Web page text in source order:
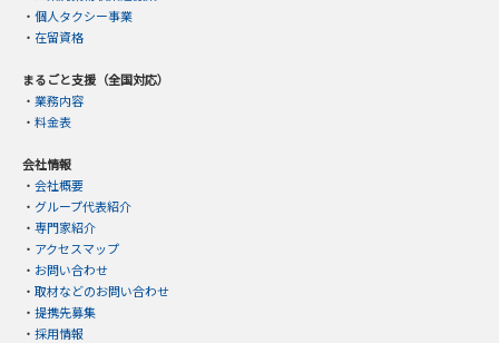
・ 個人タクシー事業
・ 在留資格
まるごと支援（全国対応）
・ 業務内容
・ 料金表
会社情報
・ 会社概要
・ グループ代表紹介
・ 専門家紹介
・ アクセスマップ
・ お問い合わせ
・ 取材などのお問い合わせ
・ 提携先募集
・ 採用情報